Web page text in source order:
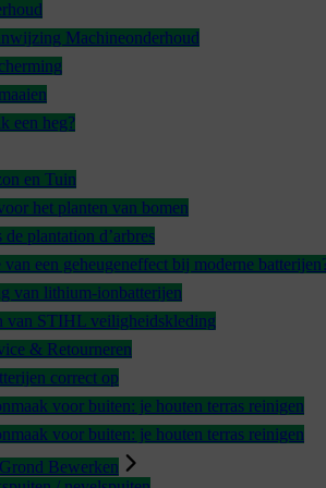
Machineonderhoud
een heg?
en Tuin
het planten van bomen
de plantation d’arbres
van een geheugeneffect bij moderne
van lithium-ionbatterijen
van STIHL veiligheidskleding
& Retourneren
correct op
voor buiten: je houten terras reinigen
voor buiten: je houten terras reinigen
Bewerken